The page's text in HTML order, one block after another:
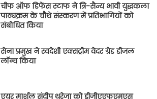
चीफ ऑफ डिफेंस स्टाफ ने त्रि-सैन्य भावी युद्धकला
पाठ्यक्रम के चौथे संस्करण में प्रतिभागियों को
संबोधित किया
सेना प्रमुख ने स्वदेशी एक्सट्रीम वेदर ग्रेड डीजल
लॉन्च किया
एयर मार्शल संदीप थरेजा को डीजीएएफएमएस